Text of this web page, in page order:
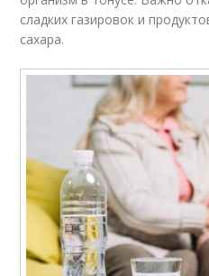
сладких газировок и
сахара.